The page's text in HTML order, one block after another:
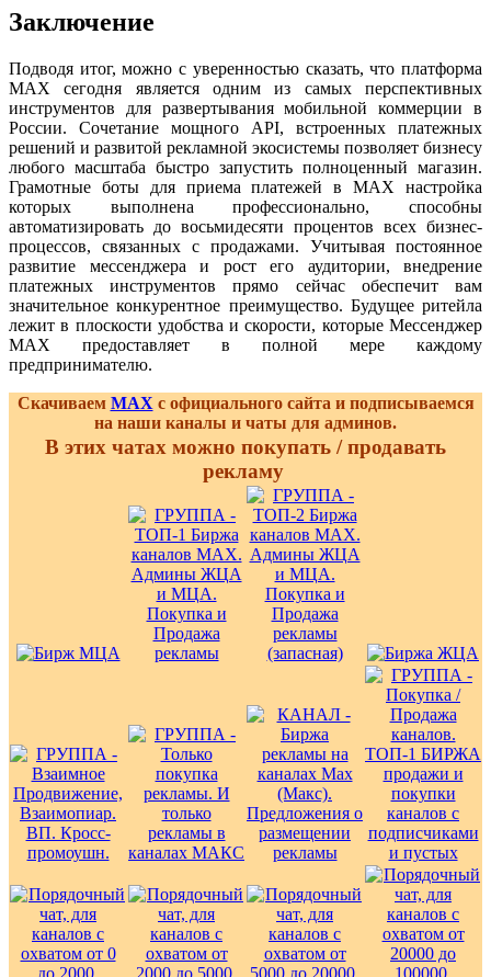
Заключение
Подводя итог, можно с уверенностью сказать, что платформа
MAX сегодня является одним из самых перспективных
инструментов для развертывания мобильной коммерции в
России. Сочетание мощного API, встроенных платежных
решений и развитой рекламной экосистемы позволяет бизнесу
любого масштаба быстро запустить полноценный магазин.
Грамотные боты для приема платежей в MAX настройка
которых выполнена профессионально, способны
автоматизировать до восьмидесяти процентов всех бизнес-
процессов, связанных с продажами. Учитывая постоянное
развитие мессенджера и рост его аудитории, внедрение
платежных инструментов прямо сейчас обеспечит вам
значительное конкурентное преимущество. Будущее ритейла
лежит в плоскости удобства и скорости, которые Мессенджер
MAX предоставляет в полной мере каждому
предпринимателю.
Скачиваем MAX с официального сайта и подписываемся
на наши каналы и чаты для админов.
В этих чатах можно покупать / продавать
рекламу